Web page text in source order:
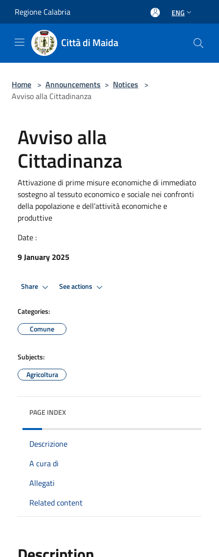
Regione Calabria ENG
Città di Maida
Home > Announcements > Notices >
Avviso alla Cittadinanza
Avviso alla
Cittadinanza
Attivazione di prime misure economiche di immediato
sostegno al tessuto economico e sociale nei confronti
della popolazione e dell’attività economiche e
produttive
Date :
9 January 2025
Share See actions
Categories:
Comune
Subjects:
Agricoltura
PAGE INDEX
Descrizione
A cura di
Allegati
Related content